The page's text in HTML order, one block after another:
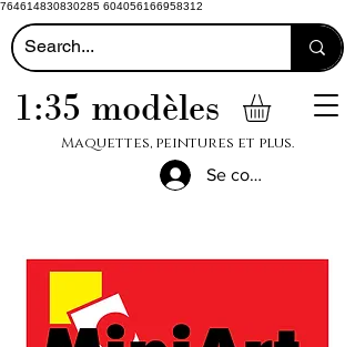
764614830830285 604056166958312
1:35 modèles
Maquettes, peintures et plus.
Se connecter